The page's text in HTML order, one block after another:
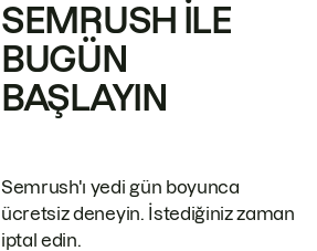
SEMRUSH ILE
BUGÜN
BAŞLAYIN
Semrush'ı yedi gün boyunca
ücretsiz deneyin. İstediğiniz zaman
iptal edin.